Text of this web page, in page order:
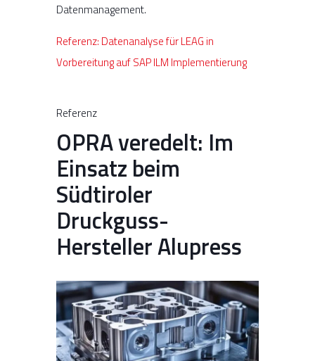
Datenmanagement.
Referenz: Datenanalyse für LEAG in
Vorbereitung auf SAP ILM Implementierung
Referenz
OPRA veredelt: Im
Einsatz beim
Südtiroler
Druckguss-
Hersteller Alupress